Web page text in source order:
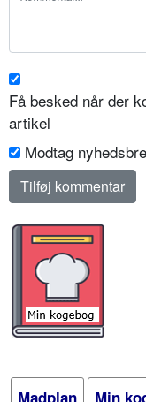
Få besked når der
artikel
Modtag
Madplan Min